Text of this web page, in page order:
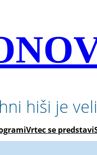
hiši je
Vrtec se predstavi